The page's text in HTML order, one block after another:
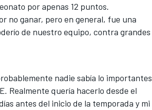
por apenas 12 puntos.
no ganar, pero en general, fue una
de nuestro equipo, contra grandes
nadie sabía lo importantes
Realmente quería hacerlo desde el
antes del inicio de la temporada y mi